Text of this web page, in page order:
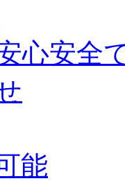
心安全
能